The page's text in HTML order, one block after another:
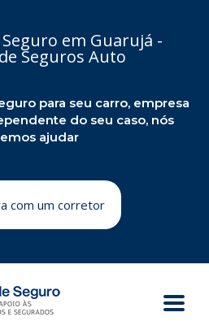
em Guarujá -
Seguros Auto
para seu carro, empresa
do seu caso, nós
ajudar
com um corretor